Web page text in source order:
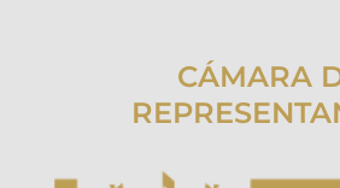
CÁMARA